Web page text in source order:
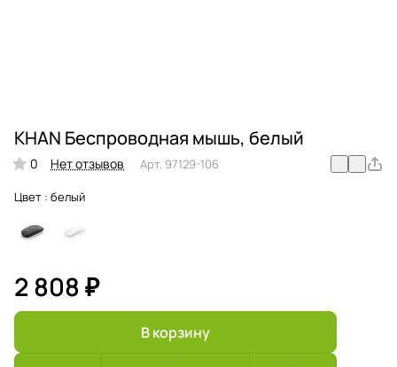
KHAN Беспроводная мышь, белый
0 Нет отзывов Арт. 97129-106
Цвет : белый
2 808 ₽
В корзину